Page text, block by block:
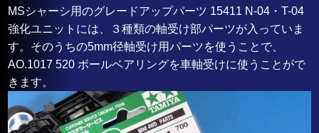
MSシャーシ用のグレードアップパーツ 15411 N-04・T-04
強化ユニットには、３種類の軸受け部パーツが入っていま
す。そのうちの5mm径軸受け用パーツを使うことで、
AO.1017 520 ボールベアリングを車軸受けに使うことがで
きます。